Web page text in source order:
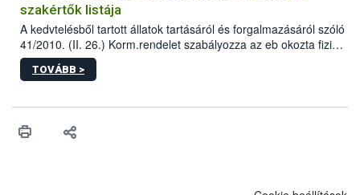
szakértők listája
A kedvtelésből tartott állatok tartásáról és forgalmazásáról szóló
41/2010. (II. 26.) Korm.rendelet szabályozza az eb okozta fizikai
sérülés, illetve ennek veszélye keletkezésekor felmerülő
hatósági feladatokat, valamint a veszélyes eb tartását és annak
vonni az ebek viselkedésének megítélésében jártas szakértőt.
TOVÁBB >